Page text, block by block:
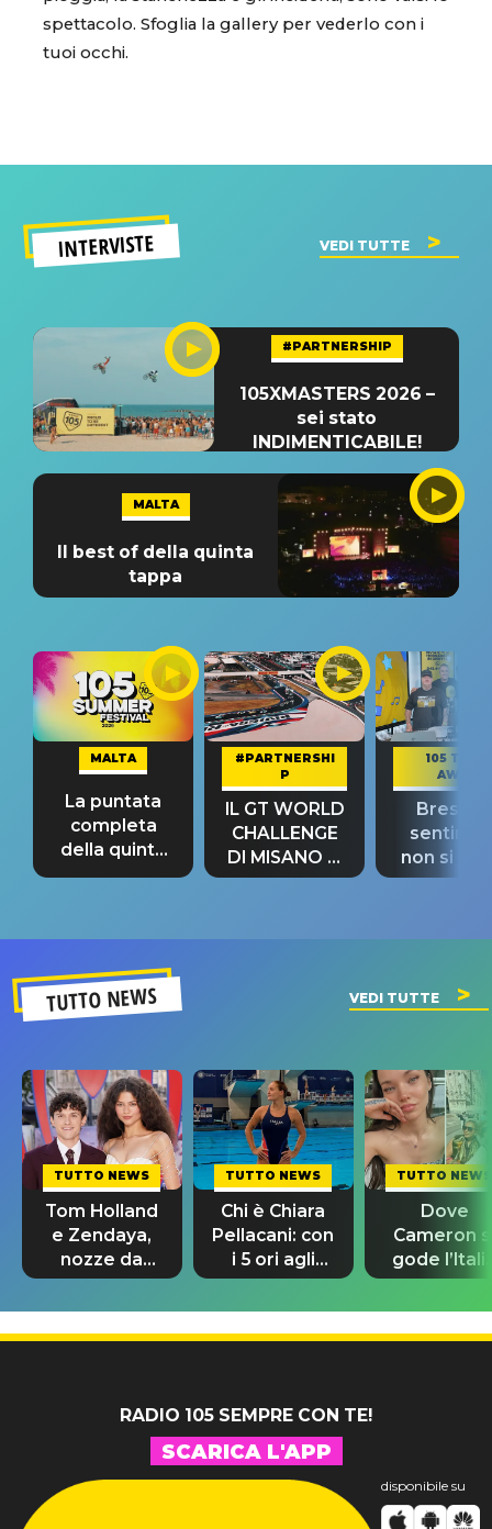
spettacolo. Sfoglia la gallery per vederlo con i
tuoi occhi.
INTERVISTE VEDI TUTTE
#PARTNERSHIP
105XMASTERS 2026 –
sei stato
INDIMENTICABILE!
MALTA
Il best of della quinta
tappa
MALTA
La puntata
completa
della quinta
tappa
#PARTNERSHI
P
IL GT WORLD
CHALLENGE
DI MISANO si
riconferma
105 TAKE
AWAY
Bresh:
non si
fino alla
TUTTO NEWS VEDI TUTTE
TUTTO NEWS
Tom Holland
e Zendaya,
nozze da
580mila
sterline e
300 invitati
TUTTO NEWS
Chi è Chiara
Pellacani: con
i 5 ori agli
Europei
riscrive la
storia
TUTTO NEWS
Dove
Cameron
gode
prima
nozze con
Damiano
RADIO 105 SEMPRE CON TE!
SCARICA L'APP
disponibile su